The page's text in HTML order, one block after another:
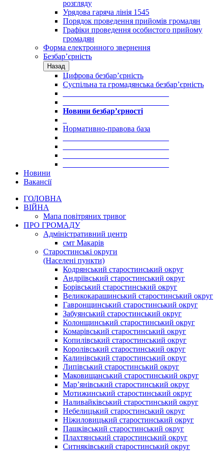
розгляду
Урядова гаряча лінія 1545
Порядок проведення прийомів громадян
Графіки проведення особистого прийому
громадян
Форма електронного звернення
Безбар’єрність
Назад
Цифрова безбар’єрність
Суспільна та громадянська безбар’єрність
Новини безбар’єрності
Нормативно-правова база
Новини
Вакансії
ГОЛОВНА
ВІЙНА
Мапа повітряних тривог
ПРО ГРОМАДУ
Aдміністративний центр
смт Макарів
Старостинські округи
(Населені пункти)
Кодрянський старостинський округ
Андріївський старостинський округ
Борівський старостинський округ
Великокарашинський старостинський округ
Гавронщинський старостинський округ
Забуянський старостинський округ
Колонщинський старостинський округ
Комарівський старостинський округ
Копилівський старостинський округ
Королівський старостинський округ
Калинівський старостинський округ
Липівський старостинський округ
Маковищанський старостинський округ
Мар’янівський старостинський округ
Мотижинський старостинський округ
Наливайківський старостинський округ
Небелицький старостинський округ
Ніжиловицький старостинський округ
Пашківський старостинський округ
Плахтянський старостинський округ
Ситняківський старостинський округ